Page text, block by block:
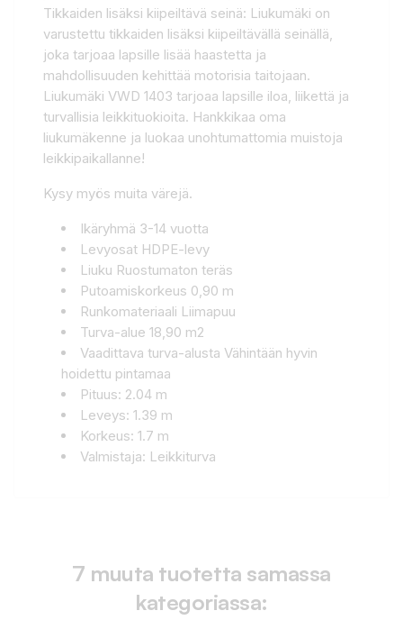
Tikkaiden lisäksi kiipeiltävä seinä: Liukumäki on
varustettu tikkaiden lisäksi kiipeiltävällä seinällä,
joka tarjoaa lapsille lisää haastetta ja
mahdollisuuden kehittää motorisia taitojaan.
Liukumäki VWD 1403 tarjoaa lapsille iloa, liikettä ja
turvallisia leikkituokioita. Hankkikaa oma
liukumäkenne ja luokaa unohtumattomia muistoja
leikkipaikallanne!
Kysy myös muita värejä.
Ikäryhmä 3-14 vuotta
Levyosat HDPE-levy
Liuku Ruostumaton teräs
Putoamiskorkeus 0,90 m
Runkomateriaali Liimapuu
Turva-alue 18,90 m2
Vaadittava turva-alusta Vähintään hyvin
hoidettu pintamaa
Pituus: 2.04 m
Leveys: 1.39 m
Korkeus: 1.7 m
Valmistaja: Leikkiturva
7 muuta tuotetta samassa
kategoriassa: